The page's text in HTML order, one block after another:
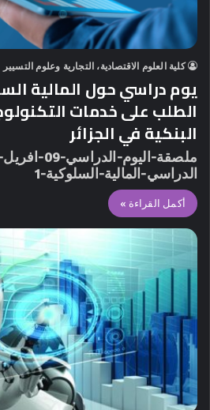
كلية العلوم الاقتصادية، التجارية وعلوم التسيير
يوم دراسي حول المالية
الطلب على خدمات
البنكية في الجزائر
الدراسي-المالية-السلوكية-1
أكمل القراءة »